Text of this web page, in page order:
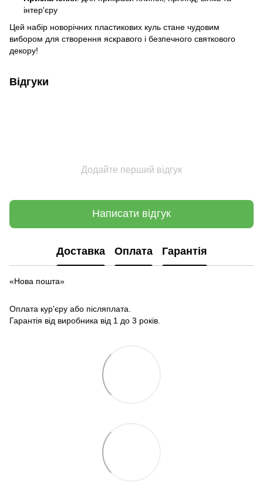
інтер'єру
Цей набір новорічних пластикових куль стане чудовим
вибором для створення яскравого і безпечного святкового
декору!
Відгуки
Додайте перший відгук
Написати відгук
Доставка Оплата Гарантія
«Нова пошта»
Оплата кур'єру або післяплата.
Гарантія від виробника від 1 до 3 років.